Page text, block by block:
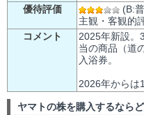
優待評価
(B:
主観・客観的
コメント
2025年新設。
当の商品（道
入浴券。
2026年からは
ヤマトの株を購入するなら